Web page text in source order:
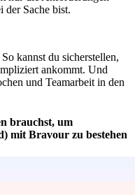
der Sache bist.
kannst du sicherstellen,
ankommt. Und
und Teamarbeit in den
brauchst, um
mit Bravour zu bestehen